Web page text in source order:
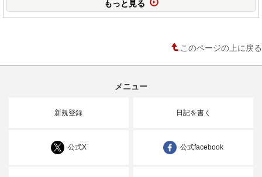
もっと見る
このページの上に戻る
メニュー
新規登録 日記を書く
公式X 公式facebook